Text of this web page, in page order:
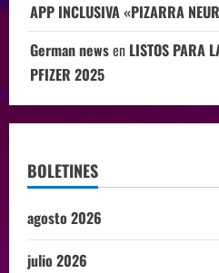
APP INCLUSIVA «PIZARRA
German newsen LISTOS PARA
PFIZER 2025
BOLETINES
agosto 2026
julio 2026